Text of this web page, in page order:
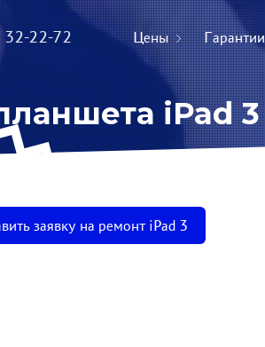
32-22-72 Цены Гарантии
iPad 3
заявку на ремонт iPad 3